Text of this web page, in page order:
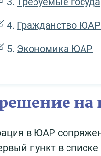
Гражданство ЮАР
Экономика ЮАР
в ЮАР
пункт в